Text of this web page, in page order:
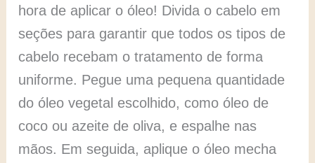
hora de aplicar o óleo! Divida o cabelo em
seções para garantir que todos os tipos de
cabelo recebam o tratamento de forma
uniforme. Pegue uma pequena quantidade
do óleo vegetal escolhido, como óleo de
coco ou azeite de oliva, e espalhe nas
mãos. Em seguida, aplique o óleo mecha